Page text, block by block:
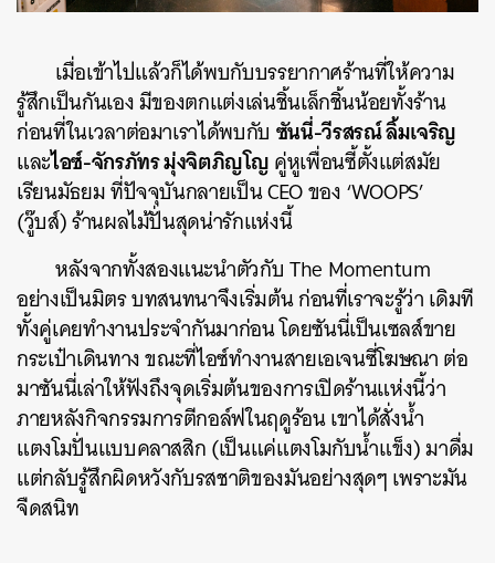
เมื่อเข้าไปแล้วก็ได้พบกับบรรยากาศร้านที่ให้ความ
รู้สึกเป็นกันเอง มีของตกแต่งเล่นชิ้นเล็กชิ้นน้อยทั้งร้าน
ก่อนที่ในเวลาต่อมาเราได้พบกับ ซันนี่-วีรสรณ์ ลิ้มเจริญ
และไอซ์-จักรภัทร มุ่งจิตภิญโญคู่หูเพื่อนซี้ตั้งแต่สมัย
เรียนมัธยม ที่ปัจจุบันกลายเป็น CEO ของ ‘WOOPS’
(วู๊บส์) ร้านผลไม้ปั่นสุดน่ารักแห่งนี้
หลังจากทั้งสองแนะนำตัวกับ The Momentum
อย่างเป็นมิตร บทสนทนาจึงเริ่มต้น ก่อนที่เราจะรู้ว่า เดิมที
ทั้งคู่เคยทำงานประจำกันมาก่อน โดยซันนี่เป็นเซลส์ขาย
กระเป๋าเดินทาง ขณะที่ไอซ์ทำงานสายเอเจนซี่โฆษณา ต่อ
มาซันนี่เล่าให้ฟังถึงจุดเริ่มต้นของการเปิดร้านแห่งนี้ว่า
ภายหลังกิจกรรมการตีกอล์ฟในฤดูร้อน เขาได้สั่งน้ำ
แตงโมปั่นแบบคลาสสิก (เป็นแค่แตงโมกับน้ำแข็ง) มาดื่ม
แต่กลับรู้สึกผิดหวังกับรสชาติของมันอย่างสุดๆ เพราะมัน
จืดสนิท